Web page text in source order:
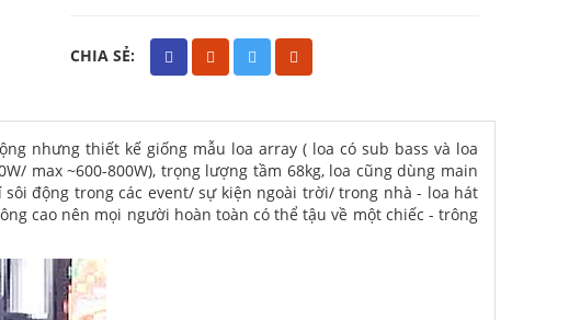
CHIA SẺ:
nhưng thiết kế giống mẫu loa array ( loa có sub bass và loa
max ~600-800W), trọng lượng tầm 68kg, loa cũng dùng main
động trong các event/ sự kiện ngoài trời/ trong nhà - loa hát
cao nên mọi người hoàn toàn có thể tậu về một chiếc - trông